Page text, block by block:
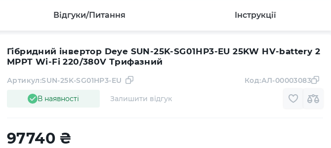
Відгуки/Питання Інструкції
Гібридний інвертор Deye SUN-25K-SG01HP3-EU 25KW HV-battery 2
MPPT Wi-Fi 220/380V Трифазний
В наявності
Артикул:SUN-25K-SG01HP3-EU
Залишити відгук
Код:АЛ-00003083
97740 ₴